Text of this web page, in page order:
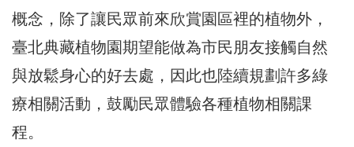
概念，除了讓民眾前來欣賞園區裡的植物外，
臺北典藏植物園期望能做為市民朋友接觸自然
與放鬆身心的好去處，因此也陸續規劃許多綠
療相關活動，鼓勵民眾體驗各種植物相關課
程。